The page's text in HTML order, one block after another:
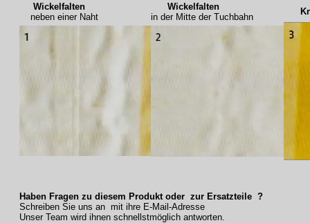
Wickelfalten
neben einer Naht
Wickelfalten
in der Mitte der Tuchbahn
Haben Fragen zu diesem Produkt oder zur Ersatzteile ?
Schreiben Sie uns an mit ihre E-Mail-Adresse
Unser Team wird ihnen schnellstmöglich antworten.